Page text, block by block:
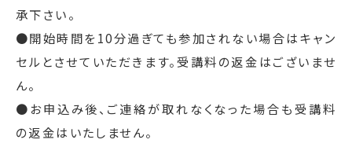
承下さい。
●開始時間を10分過ぎても参加されない場合はキャン
セルとさせていただきます。受講料の返金はございませ
ん。
●お申込み後、ご連絡が取れなくなった場合も受講料
の返金はいたしません。